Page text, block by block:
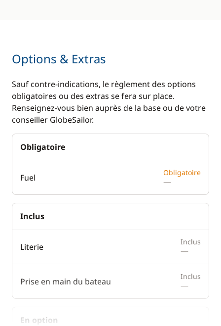
Options & Extras
Sauf contre-indications, le règlement des options
obligatoires ou des extras se fera sur place.
Renseignez-vous bien auprès de la base ou de votre
conseiller GlobeSailor.
Obligatoire
Fuel Obligatoire
—
Inclus
Literie Inclus
—
Prise en main du bateau Inclus
—
En option